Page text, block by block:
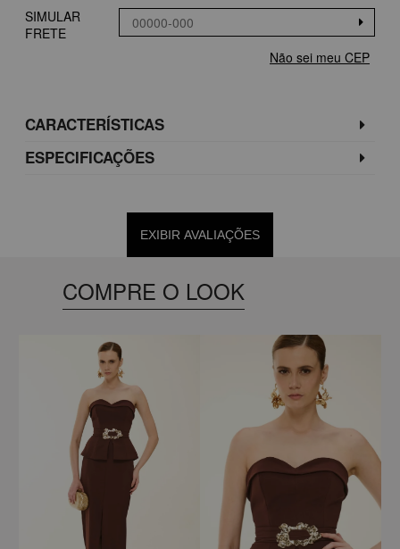
SIMULAR
FRETE
Não sei meu CEP
CARACTERÍSTICAS
ESPECIFICAÇÕES
EXIBIR AVALIAÇÕES
COMPRE O LOOK